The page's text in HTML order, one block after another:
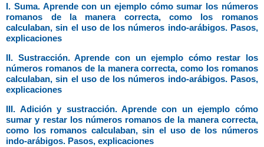
I. Suma. Aprende con un ejemplo cómo sumar los números
romanos de la manera correcta, como los romanos
calculaban, sin el uso de los números indo-arábigos. Pasos,
explicaciones
II. Sustracción. Aprende con un ejemplo cómo restar los
números romanos de la manera correcta, como los romanos
calculaban, sin el uso de los números indo-arábigos. Pasos,
explicaciones
III. Adición y sustracción. Aprende con un ejemplo cómo
sumar y restar los números romanos de la manera correcta,
como los romanos calculaban, sin el uso de los números
indo-arábigos. Pasos, explicaciones